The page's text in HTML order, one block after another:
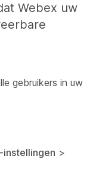
Webex uw
gebruikers in uw
instellingen >